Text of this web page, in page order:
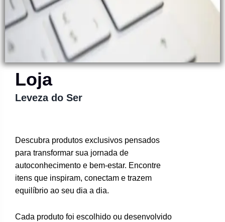
Loja
Leveza do Ser
Descubra produtos exclusivos pensados
para transformar sua jornada de
autoconhecimento e bem-estar. Encontre
itens que inspiram, conectam e trazem
equilíbrio ao seu dia a dia.
Cada produto foi escolhido ou desenvolvido